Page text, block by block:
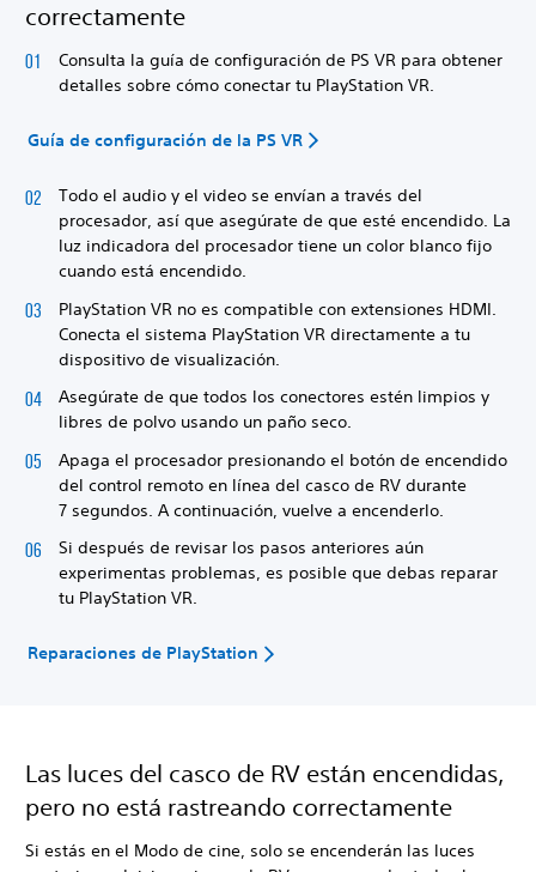
correctamente
Consulta la guía de configuración de PS VR para obtener
detalles sobre cómo conectar tu PlayStation VR.
Guía de configuración de la PS VR
Todo el audio y el video se envían a través del
procesador, así que asegúrate de que esté encendido. La
luz indicadora del procesador tiene un color blanco fijo
cuando está encendido.
PlayStation VR no es compatible con extensiones HDMI.
Conecta el sistema PlayStation VR directamente a tu
dispositivo de visualización.
Asegúrate de que todos los conectores estén limpios y
libres de polvo usando un paño seco.
Apaga el procesador presionando el botón de encendido
del control remoto en línea del casco de RV durante
7 segundos. A continuación, vuelve a encenderlo.
Si después de revisar los pasos anteriores aún
experimentas problemas, es posible que debas reparar
tu PlayStation VR.
Reparaciones de PlayStation
Las luces del casco de RV están encendidas,
pero no está rastreando correctamente
Si estás en el Modo de cine, solo se encenderán las luces